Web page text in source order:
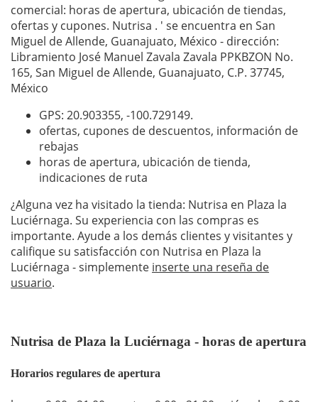
comercial: horas de apertura, ubicación de tiendas,
ofertas y cupones. Nutrisa . ' se encuentra en San
Miguel de Allende, Guanajuato, México - dirección:
Libramiento José Manuel Zavala Zavala PPKBZON No.
165, San Miguel de Allende, Guanajuato, C.P. 37745,
México
GPS: 20.903355, -100.729149.
ofertas, cupones de descuentos, información de
rebajas
horas de apertura, ubicación de tienda,
indicaciones de ruta
¿Alguna vez ha visitado la tienda: Nutrisa en Plaza la
Luciérnaga. Su experiencia con las compras es
importante. Ayude a los demás clientes y visitantes y
califique su satisfacción con Nutrisa en Plaza la
Luciérnaga - simplemente inserte una reseña de
usuario.
Nutrisa de Plaza la Luciérnaga - horas de apertura
Horarios regulares de apertura